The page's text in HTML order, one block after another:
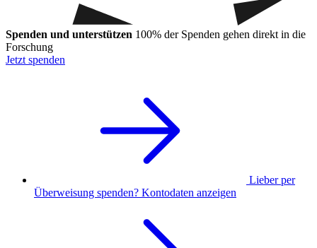
Spenden und unterstützen 100% der Spenden gehen direkt in die
Forschung
Jetzt spenden
Lieber per
Überweisung spenden? Kontodaten anzeigen